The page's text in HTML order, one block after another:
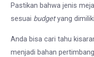
Pastikan bahwa jenis
sesuai budgetyang
Anda bisa cari tahu
menjadi bahan